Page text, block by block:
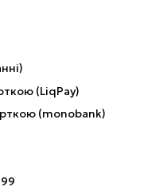
(LiqPay)
(monobank)